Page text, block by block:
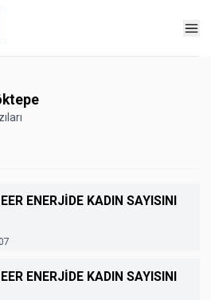
ENERJİDE KADIN SAYISINI
ENERJİDE KADIN SAYISINI